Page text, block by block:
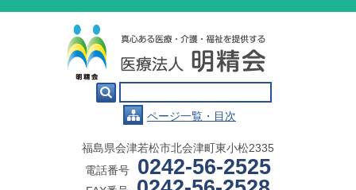
 ページ一覧・目次
福島県会津若松市北会津町東小松2335
電話番号
0242-56-2525